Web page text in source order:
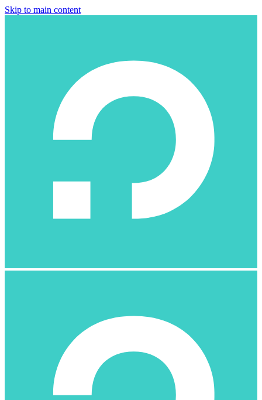
Skip to main content